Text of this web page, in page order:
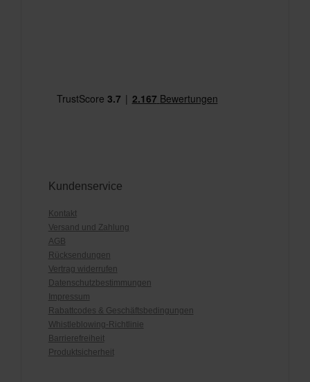
Kundenservice
Kontakt
Versand und Zahlung
AGB
Rücksendungen
Vertrag widerrufen
Datenschutzbestimmungen
Impressum
Rabattcodes & Geschäftsbedingungen
Whistleblowing-Richtlinie
Barrierefreiheit
Produktsicherheit